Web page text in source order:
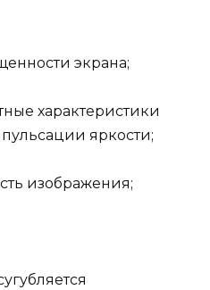
экрана;
характеристики
яркости;
изображения;